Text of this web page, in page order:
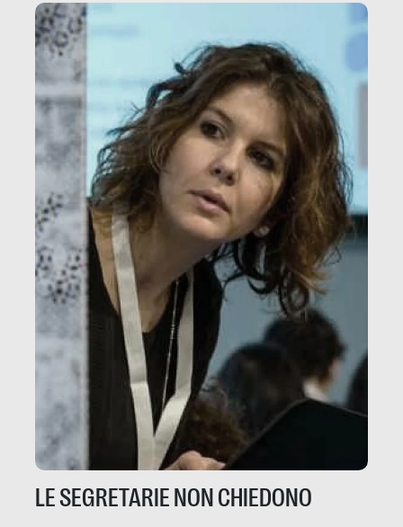
LE SEGRETARIE NON CHIEDONO